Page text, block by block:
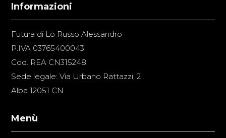
Informazioni
Futura di Lo Russo Alessandro
P.IVA 03765400043
Cod. REA CN315248
Sede legale: Via Urbano Rattazzi, 2
Alba 12051 CN
Menù